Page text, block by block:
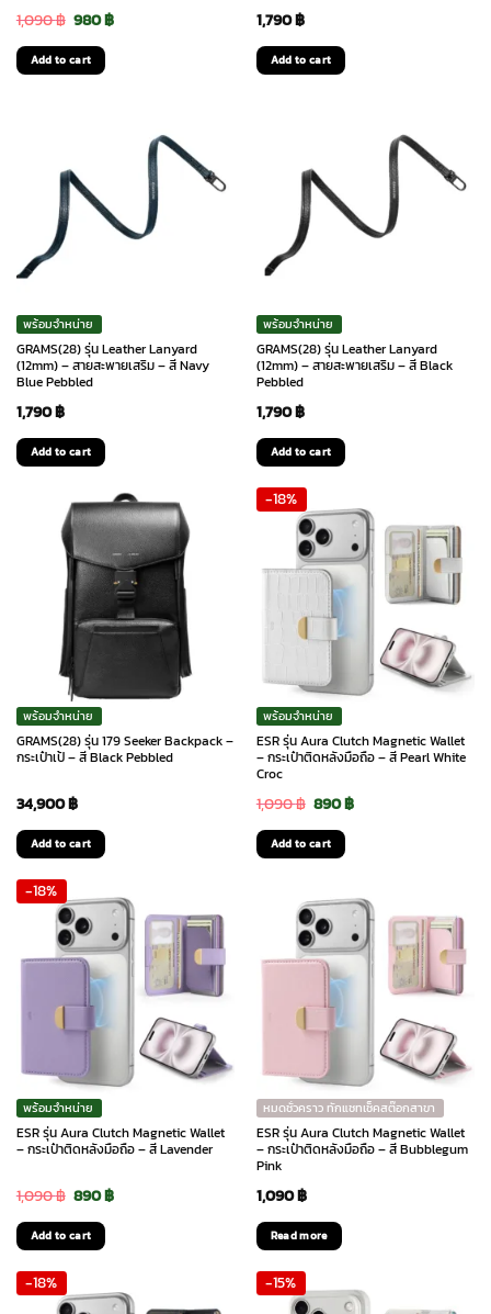
1,090฿ Original
price
was:
980฿Current
Add to cart
1,790฿
Add to cart
พร้อมจำหน่าย
GRAMS(28) รุ่น Leather Lanyard
(12mm) – สายสะพายเสริม – สี Navy
Blue Pebbled
1,790฿
Add to cart
พร้อมจำหน่าย
GRAMS(28) รุ่น Leather Lanyard
(12mm) – สายสะพายเสริม – สี Black
Pebbled
1,790฿
Add to cart
พร้อมจำหน่าย
GRAMS(28) รุ่น 179 Seeker Backpack –
กระเป๋าเป้ – สี Black Pebbled
34,900฿
Add to cart
-18%
พร้อมจำหน่าย
ESR รุ่น Aura Clutch Magnetic Wallet
– กระเป๋าติดหลังมือถือ – สี Pearl White
Croc
1,090฿ Original
price
was:
1,090 ฿.
890฿Current
890 ฿.
Add to cart
-18%
พร้อมจำหน่าย
ESR รุ่น Aura Clutch Magnetic Wallet
– กระเป๋าติดหลังมือถือ – สี Lavender
1,090฿ Original
price
was:
1,090 ฿.
890฿Current
890 ฿.
Add to cart
หมดชั่วคราว ทักแชทเช็คสต๊อกสาขา
ESR รุ่น Aura Clutch Magnetic Wallet
– กระเป๋าติดหลังมือถือ – สี Bubblegum
Pink
1,090฿
Read more
-18% -15%